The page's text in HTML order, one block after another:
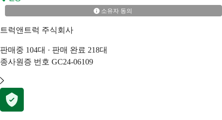
소유자 동의
트럭앤트럭 주식회사
판매중 104대 · 판매 완료 218대
종사원증 번호 GC24-06109